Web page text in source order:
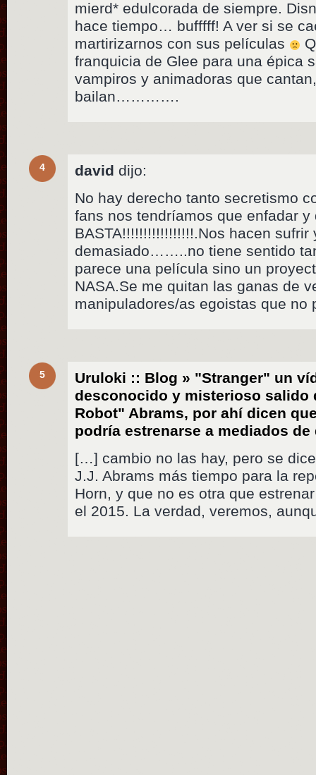
mierd* edulcorada de siempre.
hace tiempo… bufffff! A ver si se
martirizarnos con sus películas
franquicia de Glee para una épica
vampiros y animadoras que
bailan………….
4 david dijo:
No hay derecho tanto secretismo
fans nos tendríamos que enfadar
BASTA!!!!!!!!!!!!!!!!!.Nos hacen sufrir
demasiado……..no tiene sentido
parece una película sino un
NASA.Se me quitan las ganas de
manipuladores/as egoistas que no
5
Uruloki :: Blog » "Stranger" un
desconocido y misterioso salido
Robot" Abrams, por ahí dicen
podría estrenarse a mediados
[…] cambio no las hay, pero se
J.J. Abrams más tiempo para la
Horn, y que no es otra que
el 2015. La verdad, veremos,